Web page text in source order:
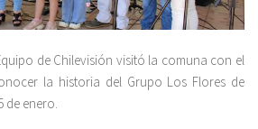
de Chilevisión visitó la comuna con el
la historia del Grupo Los Flores de
de enero.